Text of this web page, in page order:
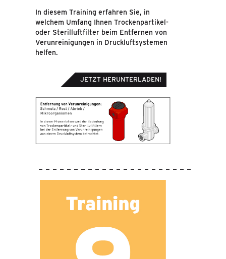
In diesem Training erfahren Sie, in
welchem Umfang Ihnen Trockenpartikel-
oder Sterilluftfilter beim Entfernen von
Verunreinigungen in Druckluftsystemen
helfen.
JETZT HERUNTERLADEN!